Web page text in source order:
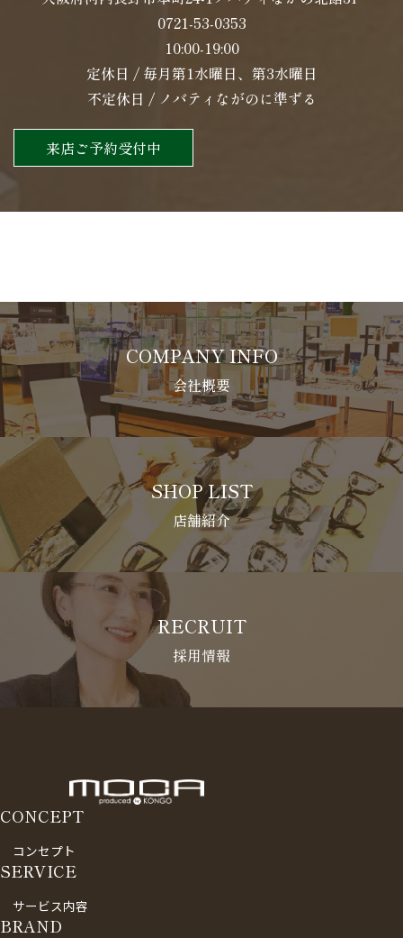
0721-53-0353
10:00-19:00
定休日 / 毎月第1水曜日、第3水曜日
不定休日 / ノバティながのに準ずる
来店ご予約受付中
COMPANY INFO
会社概要
SHOP LIST
店舗紹介
RECRUIT
採用情報
CONCEPT
コンセプト
SERVICE
サービス内容
BRAND